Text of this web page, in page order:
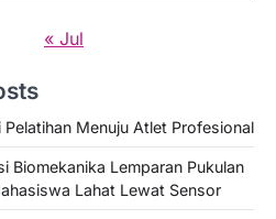
« Jul
Pelatihan Menuju Atlet Profesional
Biomekanika Lemparan Pukulan
Lahat Lewat Sensor